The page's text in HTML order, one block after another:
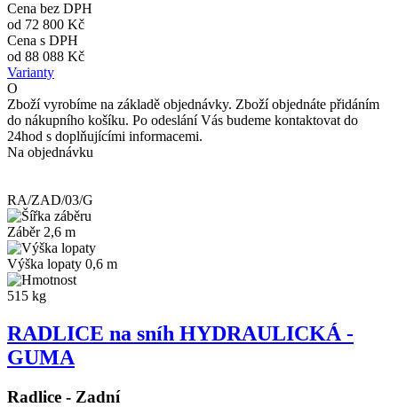
Cena bez DPH
od 72 800 Kč
Cena s DPH
od 88 088 Kč
Varianty
O
Zboží vyrobíme na základě objednávky. Zboží objednáte přidáním
do nákupního košíku. Po odeslání Vás budeme kontaktovat do
24hod s doplňujícími informacemi.
Na objednávku
RA/ZAD/03/G
Záběr 2,6 m
Výška lopaty 0,6 m
515 kg
RADLICE na sníh HYDRAULICKÁ -
GUMA
Radlice - Zadní